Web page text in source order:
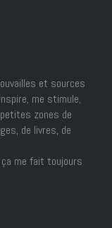
et sources
me stimule,
zones de
de livres, de
me fait toujours